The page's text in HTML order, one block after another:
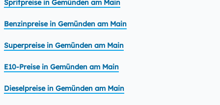
Spritpreise in Gemünden am Main
Benzinpreise in Gemünden am Main
Superpreise in Gemünden am Main
E10-Preise in Gemünden am Main
Dieselpreise in Gemünden am Main